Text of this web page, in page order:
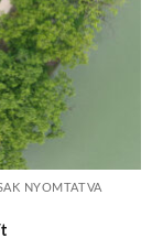
NYOMTATVA
Ártartomány: